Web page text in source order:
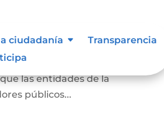
ciudadanía
Transparencia
de normas, procedimientos,
las entidades de la
públicos...